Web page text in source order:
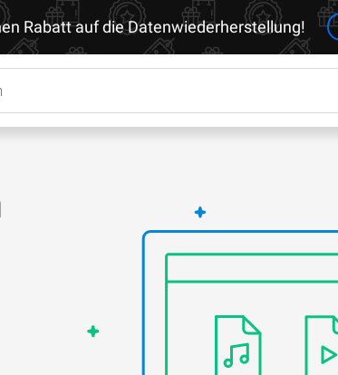
Rabatt auf die Datenwiederherstellung!